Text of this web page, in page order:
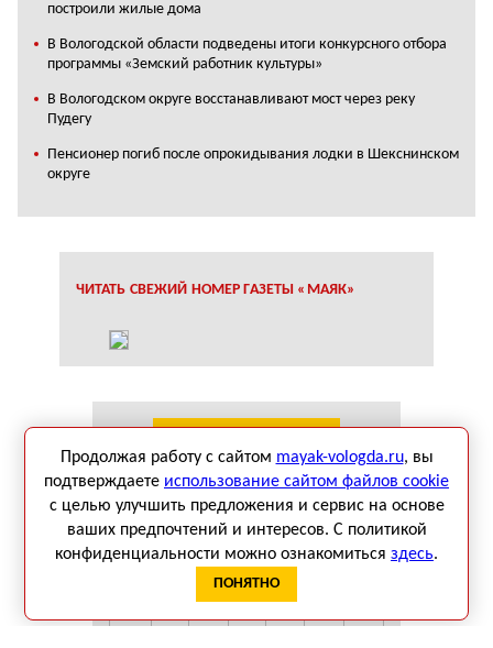
построили жилые дома
В Вологодской области подведены итоги конкурсного отбора
программы «Земский работник культуры»
В Вологодском округе восстанавливают мост через реку
Пудегу
Пенсионер погиб после опрокидывания лодки в Шекснинском
округе
ЧИТАТЬ СВЕЖИЙ НОМЕР ГАЗЕТЫ «МАЯК»
Август 2026
Пн
Вт Ср Чт Пт Сб
Вс
1
2
6
Продолжая работу с сайтом mayak-vologda.ru, вы
подтверждаете использование сайтом файлов cookie
с целью улучшить предложения и сервис на основе
ваших предпочтений и интересов. С политикой
конфиденциальности можно ознакомиться здесь.
ПОНЯТНО